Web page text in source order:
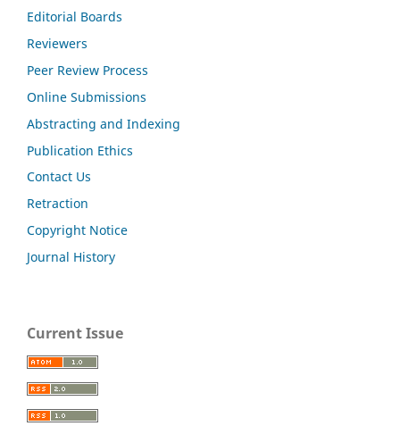
Editorial Boards
Reviewers
Peer Review Process
Online Submissions
Abstracting and Indexing
Publication Ethics
Contact Us
Retraction
Copyright Notice
Journal History
Current Issue